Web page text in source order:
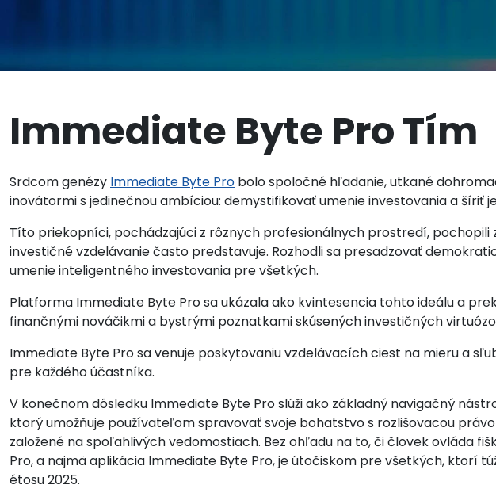
Immediate Byte Pro Tím
Srdcom genézy Immediate Byte Pro bolo spoločné hľadanie, utkané
inovátormi s jedinečnou ambíciou: demystifikovať umenie investovania a šíriť
Títo priekopníci, pochádzajúci z rôznych profesionálnych prostredí, pochopili
investičné vzdelávanie často predstavuje. Rozhodli sa presadzovať
umenie inteligentného investovania pre všetkých.
Platforma Immediate Byte Pro sa ukázala ako kvintesencia tohto ideálu a
finančnými nováčikmi a bystrými poznatkami skúsených investičných
Immediate Byte Pro sa venuje poskytovaniu vzdelávacích ciest na mieru a
pre každého účastníka.
V konečnom dôsledku Immediate Byte Pro slúži ako základný navigačný
ktorý umožňuje používateľom spravovať svoje bohatstvo s rozlišovacou
založené na spoľahlivých vedomostiach. Bez ohľadu na to, či človek ovláda
Pro, a najmä aplikácia Immediate Byte Pro, je útočiskom pre všetkých, ktorí
étosu 2025.